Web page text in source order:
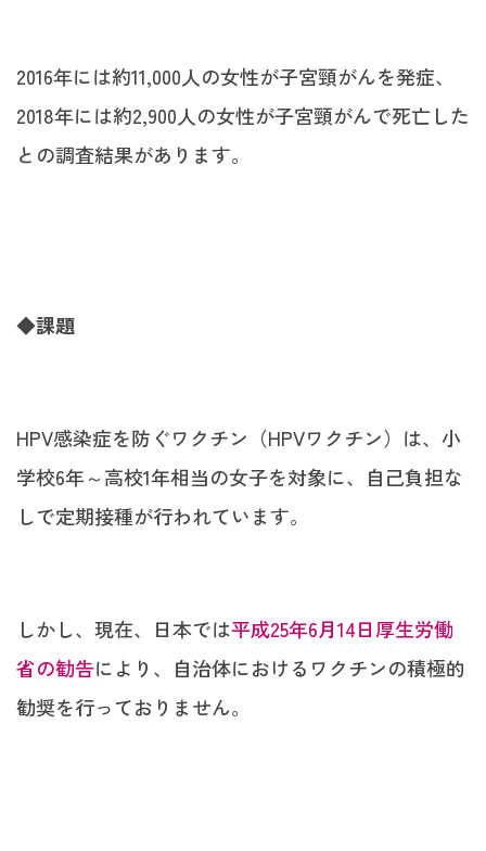
2016年には約11,000人の女性が子宮頸がんを発症、
2018年には約2,900人の女性が子宮頸がんで死亡した
との調査結果があります。
◆課題
HPV感染症を防ぐワクチン（HPVワクチン）は、小
学校6年～高校1年相当の女子を対象に、自己負担な
しで定期接種が行われています。
しかし、現在、日本では平成25年6月14日厚生労働
省の勧告により、自治体におけるワクチンの積極的
勧奨を行っておりません。